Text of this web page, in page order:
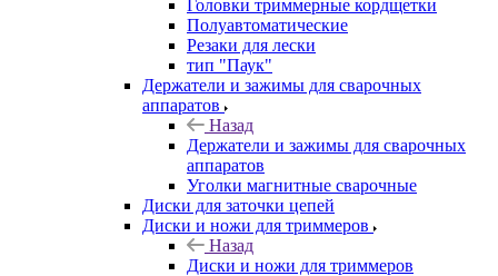
Головки триммерные кордщетки
Полуавтоматические
Резаки для лески
тип "Паук"
Держатели и зажимы для сварочных
аппаратов
Назад
Держатели и зажимы для сварочных
аппаратов
Уголки магнитные сварочные
Диски для заточки цепей
Диски и ножи для триммеров
Назад
Диски и ножи для триммеров